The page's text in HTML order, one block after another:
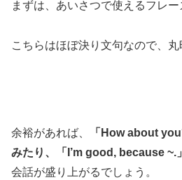
まずは、あいさつで使えるフレー
こちらはほぼ決り文句なので、丸
余裕があれば、
「How about
みたり、「I’m good, because ~.
会話が盛り上がるでしょう。